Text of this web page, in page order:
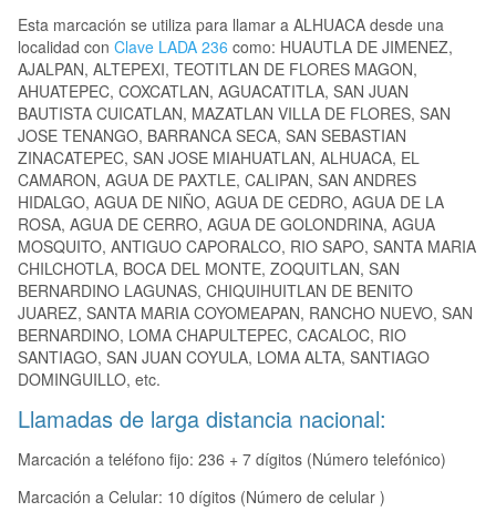
Esta marcación se utiliza para llamar a ALHUACA desde una
localidad con Clave LADA 236 como: HUAUTLA DE JIMENEZ,
AJALPAN, ALTEPEXI, TEOTITLAN DE FLORES MAGON,
AHUATEPEC, COXCATLAN, AGUACATITLA, SAN JUAN
BAUTISTA CUICATLAN, MAZATLAN VILLA DE FLORES, SAN
JOSE TENANGO, BARRANCA SECA, SAN SEBASTIAN
ZINACATEPEC, SAN JOSE MIAHUATLAN, ALHUACA, EL
CAMARON, AGUA DE PAXTLE, CALIPAN, SAN ANDRES
HIDALGO, AGUA DE NIÑO, AGUA DE CEDRO, AGUA DE LA
ROSA, AGUA DE CERRO, AGUA DE GOLONDRINA, AGUA
MOSQUITO, ANTIGUO CAPORALCO, RIO SAPO, SANTA MARIA
CHILCHOTLA, BOCA DEL MONTE, ZOQUITLAN, SAN
BERNARDINO LAGUNAS, CHIQUIHUITLAN DE BENITO
JUAREZ, SANTA MARIA COYOMEAPAN, RANCHO NUEVO, SAN
BERNARDINO, LOMA CHAPULTEPEC, CACALOC, RIO
SANTIAGO, SAN JUAN COYULA, LOMA ALTA, SANTIAGO
DOMINGUILLO, etc.
Llamadas de larga distancia nacional:
Marcación a teléfono fijo: 236 + 7 dígitos (Número telefónico)
Marcación a Celular: 10 dígitos (Número de celular )